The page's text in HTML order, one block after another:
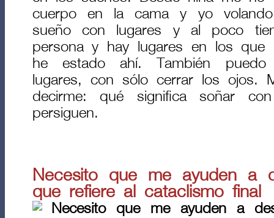
cuerpo en la cama y yo
sueño con lugares y al poco
persona y hay lugares en los que
he estado ahí. También
lugares, con sólo cerrar los ojos.
decirme: qué significa soñar
persiguen.
Necesito que me ayuden a
que refiere al cataclismo final
Necesito que me ayuden a